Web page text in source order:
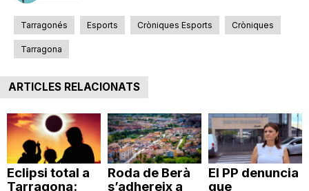
Tarragonés Esports Cròniques Esports Cròniques
Tarragona
ARTICLES RELACIONATS
Eclipsi total a
Tarragona:
Roda de Berà
s’adhereix a
El PP denuncia
que